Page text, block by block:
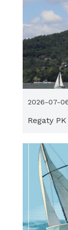
Regaty
2026-07-